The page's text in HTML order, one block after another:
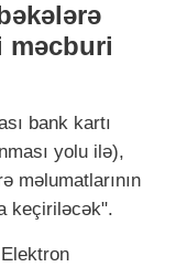
məcburi
bank kartı
yolu ilə),
məlumatlarının
keçiriləcək".